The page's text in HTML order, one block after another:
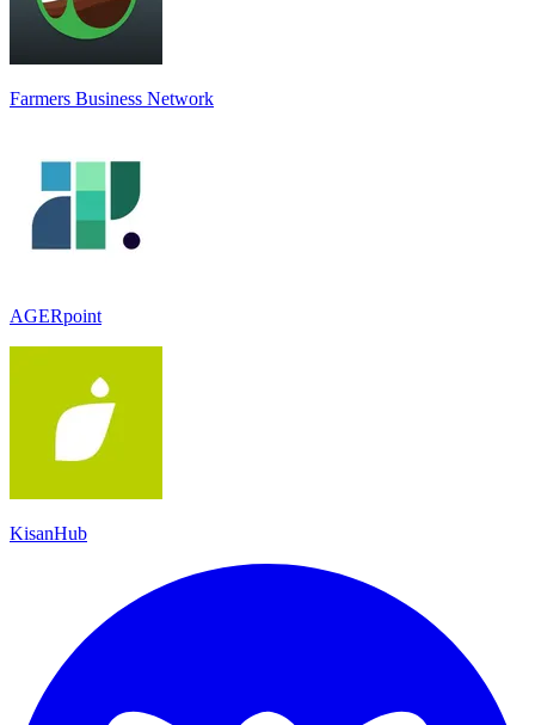
Farmers Business Network
AGERpoint
KisanHub